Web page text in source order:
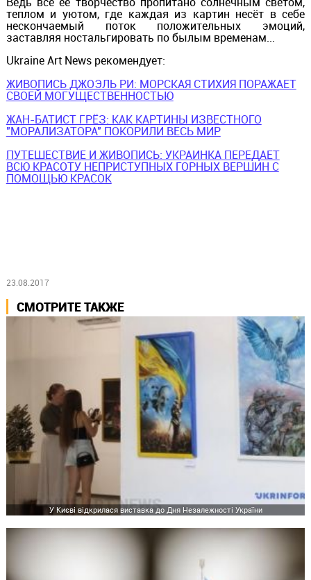
теплом и уютом, где каждая из картин несёт в себе
нескончаемый поток положительных эмоций,
заставляя ностальгировать по былым временам...
Ukraine Art News рекомендует:
ЖИВОПИСЬ ДЖОЭЛЬ РИ: МОРСКАЯ СТИХИЯ ПОРАЖАЕТ
СВОЕЙ МОГУЩЕСТВЕННОСТЬЮ
ЖАН-БАТИСТ ГРЁЗ: КАК КАРТИНЫ ИЗВЕСТНОГО
"МОРАЛИЗАТОРА" ПОКОРИЛИ ВЕСЬ МИР
ПУТЕШЕСТВИЕ И ЖИВОПИСЬ: УКРАИНКА ПЕРЕДАЕТ
ВСЮ КРАСОТУ НЕПРИСТУПНЫХ ГОРНЫХ ВЕРШИН С
ПОМОЩЬЮ КРАСОК
23.08.2017
СМОТРИТЕ ТАКЖЕ
У Києві відкрилася виставка до Дня Незалежності України